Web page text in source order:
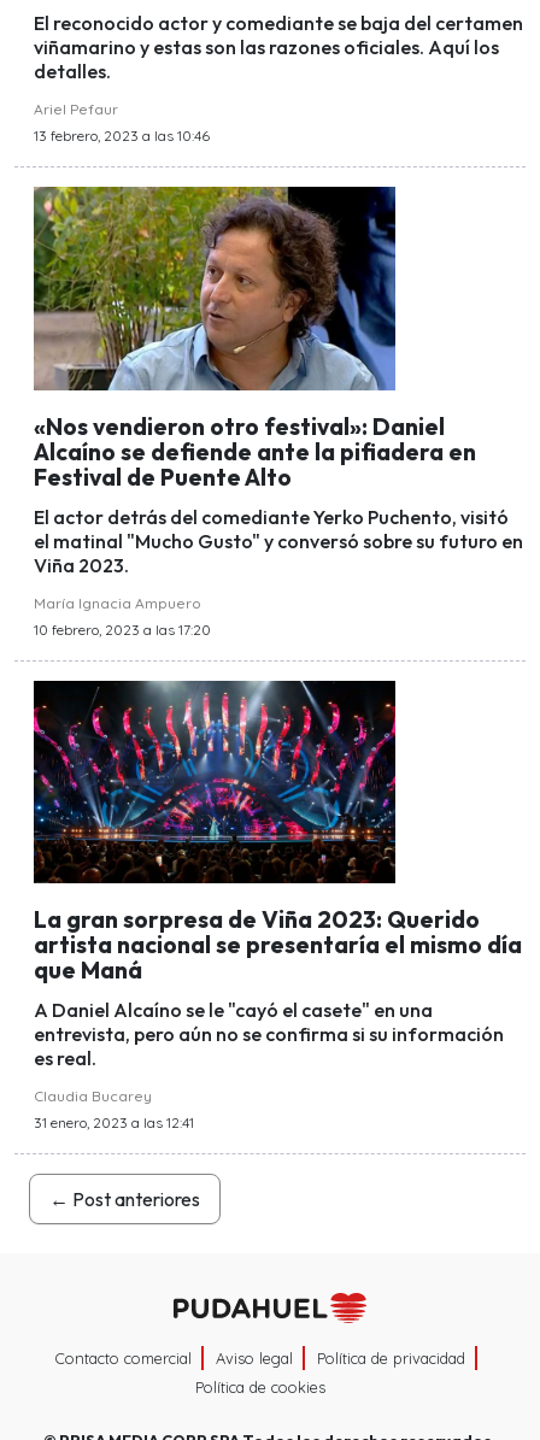
El reconocido actor y comediante se baja del certamen
viñamarino y estas son las razones oficiales. Aquí los
detalles.
Ariel Pefaur
13 febrero, 2023 a las 10:46
«Nos vendieron otro festival»: Daniel
Alcaíno se defiende ante la pifiadera en
Festival de Puente Alto
El actor detrás del comediante Yerko Puchento, visitó
el matinal "Mucho Gusto" y conversó sobre su futuro en
Viña 2023.
María Ignacia Ampuero
10 febrero, 2023 a las 17:20
La gran sorpresa de Viña 2023: Querido
artista nacional se presentaría el mismo día
que Maná
A Daniel Alcaíno se le "cayó el casete" en una
entrevista, pero aún no se confirma si su información
es real.
Claudia Bucarey
31 enero, 2023 a las 12:41
← Post anteriores
Contacto comercial Aviso legal
Política de privacidad
Política de cookies